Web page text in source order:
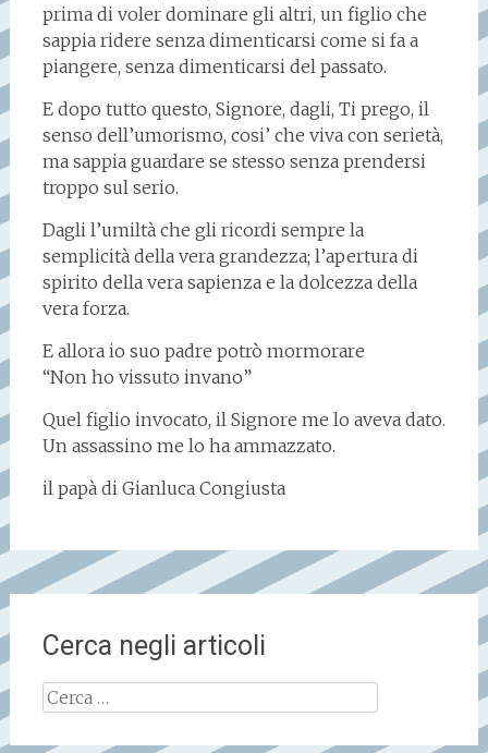
prima di voler dominare gli altri, un figlio che
sappia ridere senza dimenticarsi come si fa a
piangere, senza dimenticarsi del passato.
E dopo tutto questo, Signore, dagli, Ti prego, il
senso dell’umorismo, cosi’ che viva con serietà,
ma sappia guardare se stesso senza prendersi
troppo sul serio.
Dagli l’umiltà che gli ricordi sempre la
semplicità della vera grandezza; l’apertura di
spirito della vera sapienza e la dolcezza della
vera forza.
E allora io suo padre potrò mormorare
“Non ho vissuto invano”
Quel figlio invocato, il Signore me lo aveva dato.
Un assassino me lo ha ammazzato.
il papà di Gianluca Congiusta
Cerca negli articoli
Ricerca